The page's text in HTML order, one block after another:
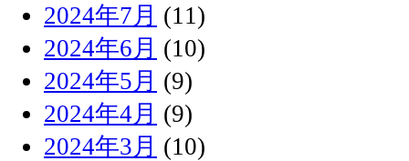
2024年7月 (11)
2024年6月 (10)
2024年5月 (9)
2024年4月 (9)
2024年3月 (10)